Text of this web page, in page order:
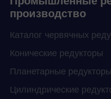
производство
Каталог червячных
Конические редукторы
Планетарные редукторы
Цилиндрические